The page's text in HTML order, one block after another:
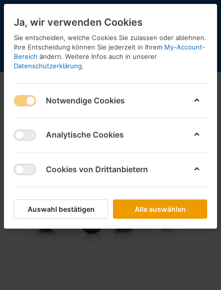
Menü Anmelden Shopaktualisierung
Ja, wir verwenden Cookies
Sie entscheiden, welche Cookies Sie zulassen oder ablehnen.
Ihre Entscheidung können Sie jederzeit in Ihrem My-Account-
Bereich ändern. Weitere Infos auch in unserer
Datenschutzerklärung.
Notwendige Cookies
Analytische Cookies
Cookies von Drittanbietern
Auswahl bestätigen Alle auswählen